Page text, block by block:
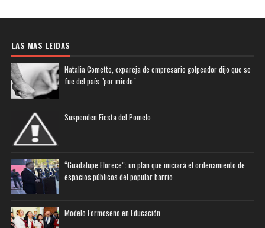
LAS MAS LEIDAS
Natalia Cometto, expareja de empresario golpeador dijo que se
fue del país "por miedo"
Suspenden Fiesta del Pomelo
“Guadalupe Florece”: un plan que iniciará el ordenamiento de
espacios públicos del popular barrio
Modelo Formoseño en Educación